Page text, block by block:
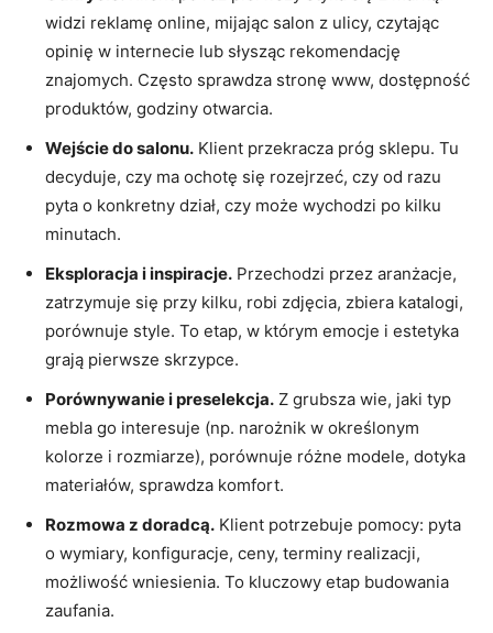
widzi reklamę online, mijając salon z ulicy, czytając
opinię w internecie lub słysząc rekomendację
znajomych. Często sprawdza stronę www, dostępność
produktów, godziny otwarcia.
Wejście do salonu. Klient przekracza próg sklepu. Tu
decyduje, czy ma ochotę się rozejrzeć, czy od razu
pyta o konkretny dział, czy może wychodzi po kilku
minutach.
Eksploracja i inspiracje. Przechodzi przez aranżacje,
zatrzymuje się przy kilku, robi zdjęcia, zbiera katalogi,
porównuje style. To etap, w którym emocje i estetyka
grają pierwsze skrzypce.
Porównywanie i preselekcja. Z grubsza wie, jaki typ
mebla go interesuje (np. narożnik w określonym
kolorze i rozmiarze), porównuje różne modele, dotyka
materiałów, sprawdza komfort.
Rozmowa z doradcą. Klient potrzebuje pomocy: pyta
o wymiary, konfiguracje, ceny, terminy realizacji,
możliwość wniesienia. To kluczowy etap budowania
zaufania.